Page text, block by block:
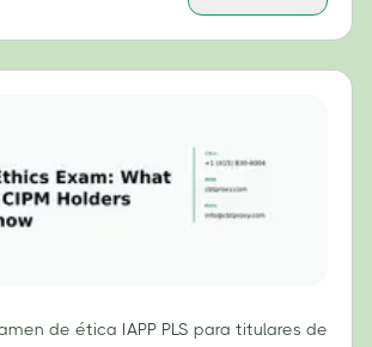
de ética IAPP PLS para titulares de